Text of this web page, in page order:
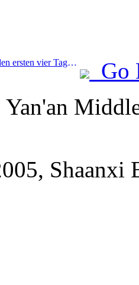
Prev:Shanghai konnte in den ersten vier Tagen des Mittherbstfestes und der Nationalfeiertage über 15,11 Millionen Besucher begrüßen, was einem Anstieg von über 20 % im Vergleich zum Vorjahr entspricht.
Go
Yan'an
Shaanxi